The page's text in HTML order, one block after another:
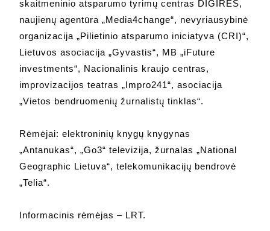
skaitmeninio atsparumo tyrimų centras DIGIRES,
naujienų agentūra „Media4change“, nevyriausybinė
organizacija „Pilietinio atsparumo iniciatyva (CRI)“,
Lietuvos asociacija „Gyvastis“, MB „iFuture
investments“, Nacionalinis kraujo centras,
improvizacijos teatras „Impro241“, asociacija
„Vietos bendruomenių žurnalistų tinklas“.
Rėmėjai: elektroninių knygų knygynas
„Antanukas“, „Go3“ televizija, žurnalas „National
Geographic Lietuva“, telekomunikacijų bendrovė
„Telia“.
Informacinis rėmėjas – LRT.